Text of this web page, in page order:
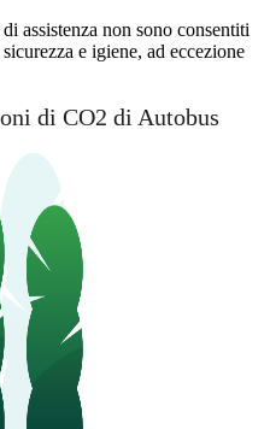
assistenza non sono consentiti
e igiene, ad eccezione
di CO2 di Autobus